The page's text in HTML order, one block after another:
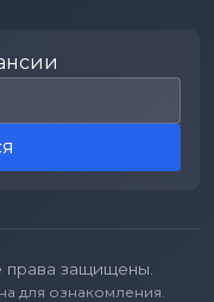
защищены.
для ознакомления.